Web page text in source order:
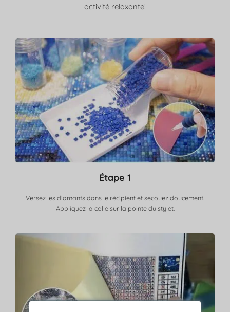
activité relaxante!
Étape 1
Versez les diamants dans le récipient et secouez doucement.
Appliquez la colle sur la pointe du stylet.